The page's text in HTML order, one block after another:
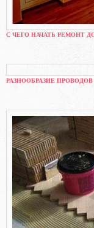
С ЧЕГО НАЧАТЬ РЕМОНТ
РАЗНООБРАЗИЕ